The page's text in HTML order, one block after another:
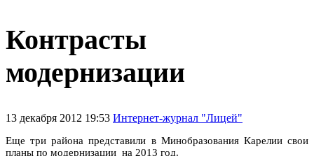
Контрасты
модернизации
13 декабря 2012 19:53 Интернет-журнал "Лицей"
Еще три района представили в Минобразования Карелии свои
планы по модернизации на 2013 год.